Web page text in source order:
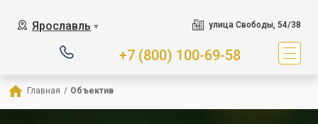
Ярославль ▼ улица Свободы, 54/38
+7 (800) 100-69-58
Главная / Объектив